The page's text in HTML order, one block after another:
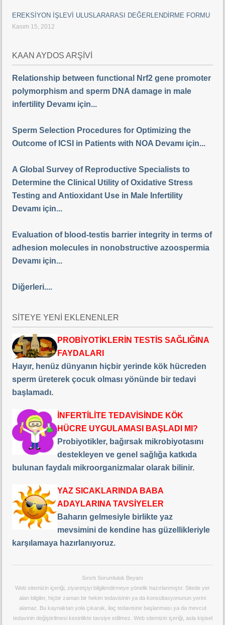
EREKSİYON İŞLEVİ ULUSLARARASI DEĞERLENDİRME FORMU
Kasım 15, 2012
KAAN AYDOS ARŞİVİ
Relationship between functional Nrf2 gene promoter
polymorphism and sperm DNA damage in male
infertility Devamı için...
Sperm Selection Procedures for Optimizing the
Outcome of ICSI in Patients with NOA Devamı için...
A Global Survey of Reproductive Specialists to
Determine the Clinical Utility of Oxidative Stress
Testing and Antioxidant Use in Male Infertility
Devamı için...
Evaluation of blood-testis barrier integrity in terms of
adhesion molecules in nonobstructive azoospermia
Devamı için...
Diğerleri....
SİTEYE YENİ EKLENENLER
PROBİYOTİKLERİN TESTİS SAĞLIĞINA
FAYDALARI
Hayır, henüz dünyanın hiçbir yerinde kök hücreden
sperm üreterek çocuk olması yönünde bir tedavi
başlamadı.
İNFERTİLİTE TEDAVİSİNDE KÖK
HÜCRE UYGULAMASI BAŞLADI MI?
Probiyotikler, bağırsak mikrobiyotasını
destekleyen ve genel sağlığa katkıda
bulunan faydalı mikroorganizmalar olarak bilinir.
YAZ SICAKLARINDA BABA
ADAYLARINA TAVSİYELER
Baharın gelmesiyle birlikte yaz
mevsimini de kendine has güzellikleriyle
karşılamaya hazırlanıyoruz.
Sınırlı Sorumluluk Beyanı
Web sitemizin içeriği, ziyaretçiyi bilgilendirmeye yönelik hazırlanmıştır. Sitede yer
alan bilgiler, hiçbir zaman bir hekim tedavisinin ya da konsültasyonunun yerini
alamaz. Bu kaynaktan yola çıkarak, ilaç tedavisine başlanması ya da mevcut
tedavinin değiştirilmesi kesinlikte tavsiye edilmez. Web sitemizin içeriği, asla kişisel